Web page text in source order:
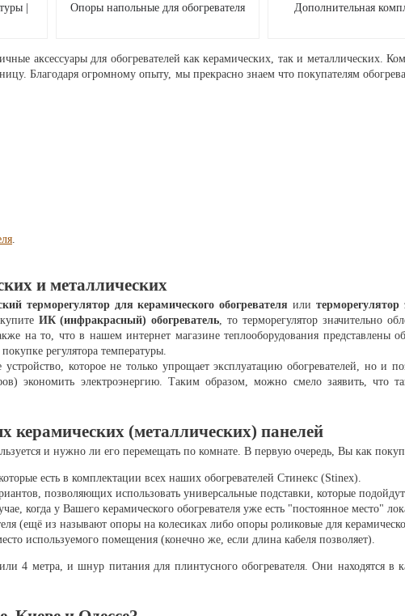
|
Опоры напольные для обогревателя Дополнительная
аксессуары для обогревателей как керамических, так и
Благодаря огромному опыту, мы прекрасно знаем что покупателям
и металлических
терморегулятор для керамического обогревателя или
ИК (инфракрасный) обогреватель , то терморегулятор значительно
то, что в нашем интернет магазине теплооборудования представлены
регулятора температуры.
которое не только упрощает эксплуатацию обогревателей, но и
экономить электроэнергию. Таким образом, можно смело заявить, что
керамических (металлических) панелей
и нужно ли его перемещать по комнате. В первую очередь, Вы как
есть в комплектации всех наших обогревателей Стинекс (Stinex).
позволяющих использовать универсальные подставки, которые
когда у Вашего керамического обогревателя уже есть "постоянное место"
(ещё из называют опоры на колесиках либо опоры роликовые для
используемого помещения (конечно же, если длина кабеля позволяет).
4 метра, и шнур питания для плинтусного обогревателя. Они находятся в